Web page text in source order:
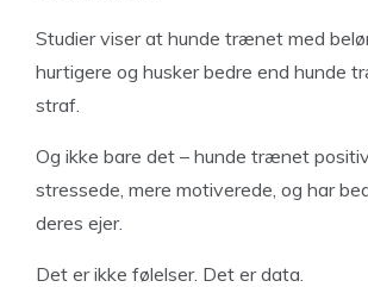
Studier viser at hunde trænet med
hurtigere og husker bedre end hunde
straf.
Og ikke bare det – hunde trænet
stressede, mere motiverede, og har
deres ejer.
Det er ikke følelser. Det er data.